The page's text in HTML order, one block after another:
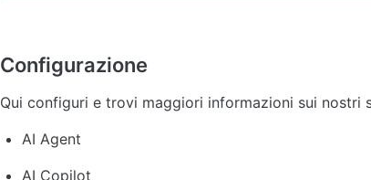
Configurazione
Qui configuri e trovi maggiori informazioni sui nostri
AI Agent